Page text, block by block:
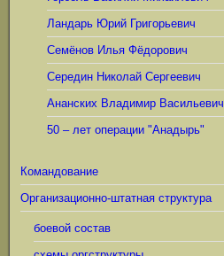
Ландарь Юрий Григорьевич
Семёнов Илья Фёдорович
Середин Николай Сергеевич
Ананских Владимир Васильевич
50 – лет операции "Анадырь"
Командование
Организационно-штатная структура
боевой состав